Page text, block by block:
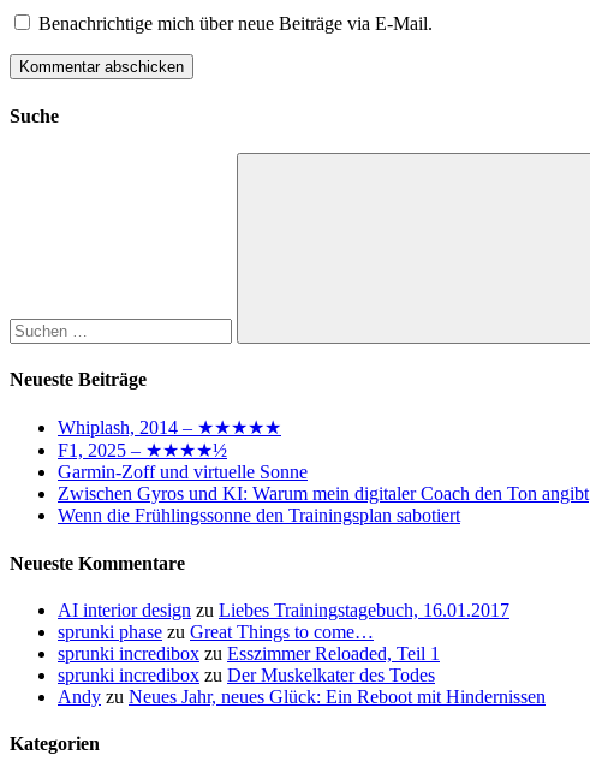
Benachrichtige mich über neue Beiträge via E-Mail.
Suche
Suchen
Neueste Beiträge
Whiplash, 2014 – ★★★★★
F1, 2025 – ★★★★½
Garmin-Zoff und virtuelle Sonne
Zwischen Gyros und KI: Warum mein digitaler Coach den Ton angibt
Wenn die Frühlingssonne den Trainingsplan sabotiert
Neueste Kommentare
AI interior design zu Liebes Trainingstagebuch, 16.01.2017
sprunki phase zu Great Things to come…
sprunki incredibox zu Esszimmer Reloaded, Teil 1
sprunki incredibox zu Der Muskelkater des Todes
Andy zu Neues Jahr, neues Glück: Ein Reboot mit Hindernissen
Kategorien